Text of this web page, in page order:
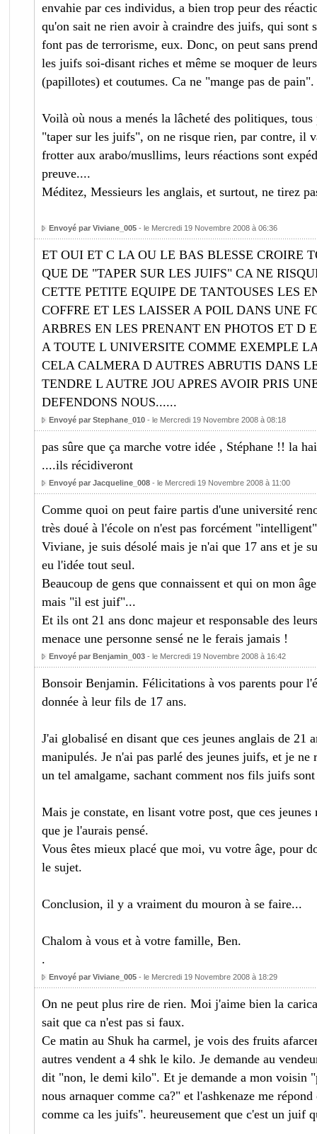
envahie par ces individus, a bien trop peur des
qu'on sait ne rien avoir à craindre des juifs, qui sont
font pas de terrorisme, eux. Donc, on peut sans
les juifs soi-disant riches et même se moquer de
(papillotes) et coutumes. Ca ne "mange pas de pain".
Voilà où nous a menés la lâcheté des politiques,
"taper sur les juifs", on ne risque rien, par contre, il
frotter aux arabo/musllims, leurs réactions sont
preuve....
Méditez, Messieurs les anglais, et surtout, ne tirez
Envoyé par Viviane_005- le Mercredi 19 Novembre 2008 à 06:36
ET OUI ET C LA OU LE BAS BLESSE CROIRE
QUE DE "TAPER SUR LES JUIFS" CA NE
CETTE PETITE EQUIPE DE TANTOUSES LES
COFFRE ET LES LAISSER A POIL DANS UNE
ARBRES EN LES PRENANT EN PHOTOS ET D
A TOUTE L UNIVERSITE COMME EXEMPLE
CELA CALMERA D AUTRES ABRUTIS DANS
TENDRE L AUTRE JOU APRES AVOIR PRIS
DEFENDONS NOUS......
Envoyé par Stephane_010- le Mercredi 19 Novembre 2008 à 08:18
pas sûre que ça marche votre idée , Stéphane !! la
....ils récidiveront
Envoyé par Jacqueline_008- le Mercredi 19 Novembre 2008 à 11:00
Comme quoi on peut faire partis d'une université
très doué à l'école on n'est pas forcément
Viviane, je suis désolé mais je n'ai que 17 ans et je
eu l'idée tout seul.
Beaucoup de gens que connaissent et qui on mon
mais "il est juif"...
Et ils ont 21 ans donc majeur et responsable des
menace une personne sensé ne le ferais jamais !
Envoyé par Benjamin_003- le Mercredi 19 Novembre 2008 à 16:42
Bonsoir Benjamin. Félicitations à vos parents pour
donnée à leur fils de 17 ans.
J'ai globalisé en disant que ces jeunes anglais de 21
manipulés. Je n'ai pas parlé des jeunes juifs, et je ne
un tel amalgame, sachant comment nos fils juifs sont
Mais je constate, en lisant votre post, que ces jeunes
que je l'aurais pensé.
Vous êtes mieux placé que moi, vu votre âge, pour
le sujet.
Conclusion, il y a vraiment du mouron à se faire...
Chalom à vous et à votre famille, Ben.
.
Envoyé par Viviane_005- le Mercredi 19 Novembre 2008 à 18:29
On ne peut plus rire de rien. Moi j'aime bien la
sait que ca n'est pas si faux.
Ce matin au Shuk ha carmel, je vois des fruits
autres vendent a 4 shk le kilo. Je demande au
dit "non, le demi kilo". Et je demande a mon voisin
nous arnaquer comme ca?" et l'ashkenaze me
comme ca les juifs". heureusement que c'est un juif